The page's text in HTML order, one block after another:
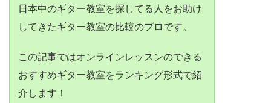
日本中のギター教室を探してる人をお助け
してきたギター教室の比較のプロです。
この記事ではオンラインレッスンのできる
おすすめギター教室をランキング形式で紹
介します！